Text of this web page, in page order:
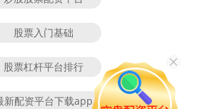
股票入门基础
股票杠杆平台排行
新配资平台下载app